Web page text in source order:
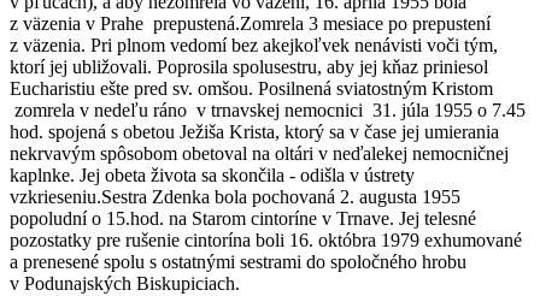
z väzenia v Prahe prepustená.Zomrela 3 mesiace po prepustení
z väzenia. Pri plnom vedomí bez akejkoľvek nenávisti voči tým,
ktorí jej ubližovali. Poprosila spolusestru, aby jej kňaz priniesol
Eucharistiu ešte pred sv. omšou. Posilnená sviatostným Kristom
zomrela v nedeľu ráno v trnavskej nemocnici 31. júla 1955 o 7.45
hod. spojená s obetou Ježiša Krista, ktorý sa v čase jej umierania
nekrvavým spôsobom obetoval na oltári v neďalekej nemocničnej
kaplnke. Jej obeta života sa skončila - odišla v ústrety
vzkrieseniu.Sestra Zdenka bola pochovaná 2. augusta 1955
popoludní o 15.hod. na Starom cintoríne v Trnave. Jej telesné
pozostatky pre rušenie cintorína boli 16. októbra 1979 exhumované
a prenesené spolu s ostatnými sestrami do spoločného hrobu
v Podunajských Biskupiciach.